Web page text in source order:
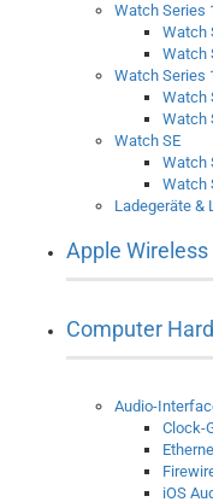
Watch Series
Watch
Watch
Watch Series
Watch
Watch
Watch SE
Watch
Watch
Ladegeräte &
Apple Wireless
Computer
Audio-
Clock-
iOS